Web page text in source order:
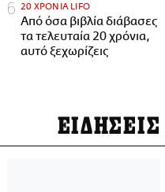
20 ΧΡΟΝΙΑ LIFO
Από όσα βιβλία διάβασες
τα τελευταία 20 χρόνια,
αυτό ξεχωρίζεις
ΕΙΔΗΣΕΙΣ